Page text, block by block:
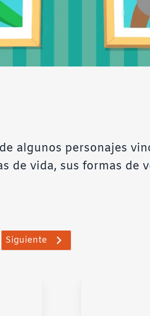
algunos personajes
de vida, sus formas de
Siguiente